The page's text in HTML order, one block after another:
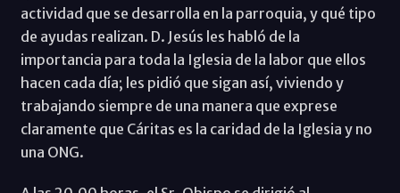
actividad que se desarrolla en la parroquia, y qué tipo
de ayudas realizan. D. Jesús les habló de la
importancia para toda la Iglesia de la labor que ellos
hacen cada día; les pidió que sigan así, viviendo y
trabajando siempre de una manera que exprese
claramente que Cáritas es la caridad de la Iglesia y no
una ONG.